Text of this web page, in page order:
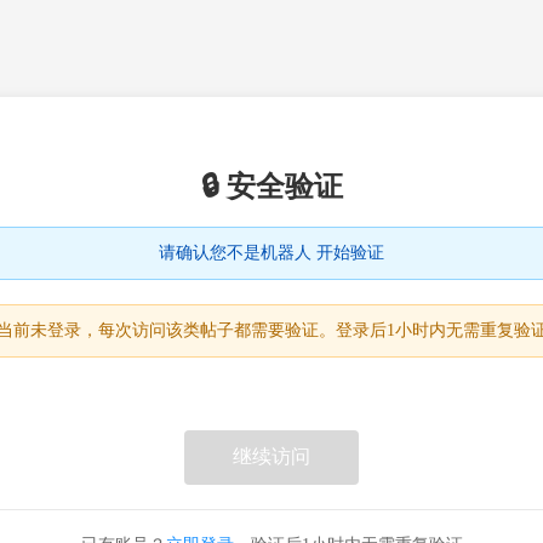
🔒 安全验证
请确认您不是机器人 开始验证
前未登录，每次访问该类帖子都需要验证。登录后1小时内无需重复验
继续访问